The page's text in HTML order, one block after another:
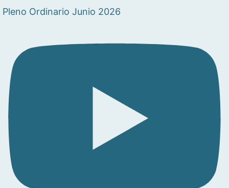
Pleno Ordinario Junio 2026